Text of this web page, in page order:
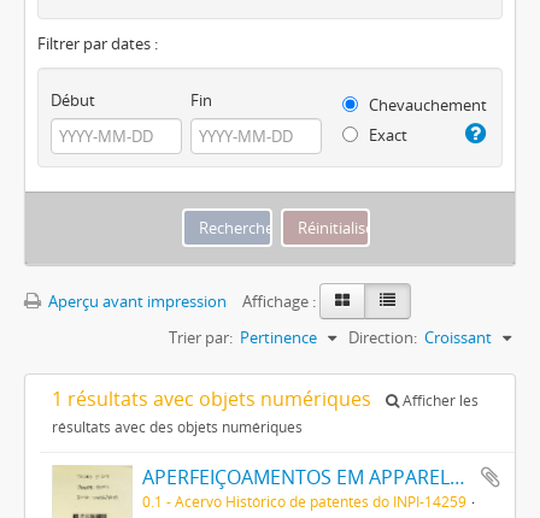
Filtrer par dates :
Début Fin
Chevauchement
Exact
Aperçu avant impression
Affichage :
Trier par: Pertinence Direction: Croissant
1 résultats avec objets numériques
Afficher les
résultats avec des objets numériques
APERFEIÇOAMENTOS EM APPARELHO PARA DESCARGA DE ELECTRONOS
0.1 - Acervo Histórico de patentes do INPI-14259